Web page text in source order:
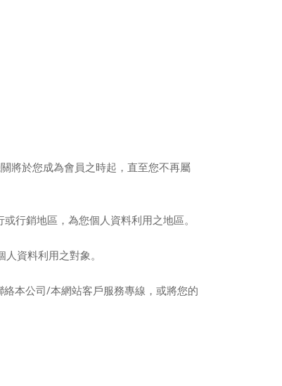
將於您成為會員之時起，直至您不再屬
行銷地區，為您個人資料利用之地區。
人資料利用之對象。
絡本公司/本網站客戶服務專線，或將您的